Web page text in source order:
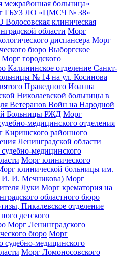
межрайонная больница»
ГБУЗ ЛО «ЦМСЧ № 38»
клиническая
области Морг
диспансера Морг
бюро Выборгское
Морг городского
Калининское отделение Санкт-
№ 14 на ул. Косинова
Праведного Иоанна
Николаевской больницы в
Ветеранов Войн на Народной
Больницы РЖД Морг
медицинского отделения
Киришского районного
Ленинградской области
медицинского
Морг клинического
клинической больницы им.
И. Мечникова) Морг
Луки Морг крематория на
областного бюро
Пикалевское отделение
детского
Морг Ленинградского
бюро Морг
судебно-медицинского
Морг Ломоносовского